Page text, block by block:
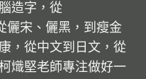
造字，從
儷宋、儷黑，到瘦金
，從中文到日文，從
熾堅老師專注做好一